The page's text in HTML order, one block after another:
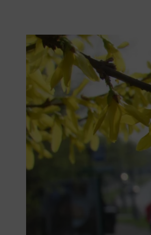
Komunikacja
w
Wielkanoc